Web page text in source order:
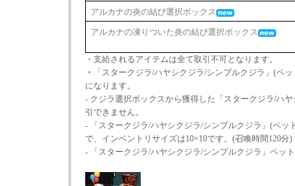
アルカナの炎の結び選択ボックス
アルカナの凍りついた炎の結び選択ボックス
・支給されるアイテムは全て取引不可となります。
・
「スタークジラ/ハヤシクジラ/シンプルクジラ」(ペ
になります。
- クジラ選択ボックスから獲得した「スタークジラ/ハ
引できません。
- 「スタークジラ/ハヤシクジラ/シンプルクジラ」(ペ
で、インベントリサイズは10×10です。(召喚時間120分)
- 「スタークジラ/ハヤシクジラ/シンプルクジラ」ペッ